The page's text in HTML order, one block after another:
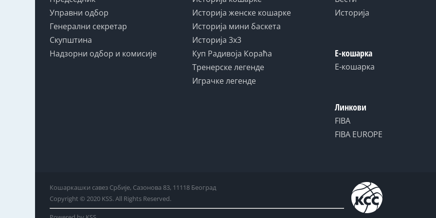
Управни одбор
Генерални секретар
Скупштина
Надзорни одбор и комисије
Историја женске кошарке
Историја мини баскета
Историја 3x3
Куп Радивоја Кораћа
Тренерске легенде
Играчке легенде
Историја
Е-кошарка
Е-кошарка
Линкови
FIBA
FIBA EUROPE
Кошаркашки савез Србије, Сазонова 83, 11118 Београд
Copyright © 2020 KSS. All Rights Reserved.